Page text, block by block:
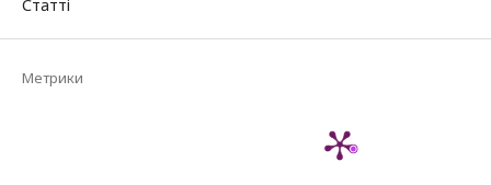
Статті
Метрики